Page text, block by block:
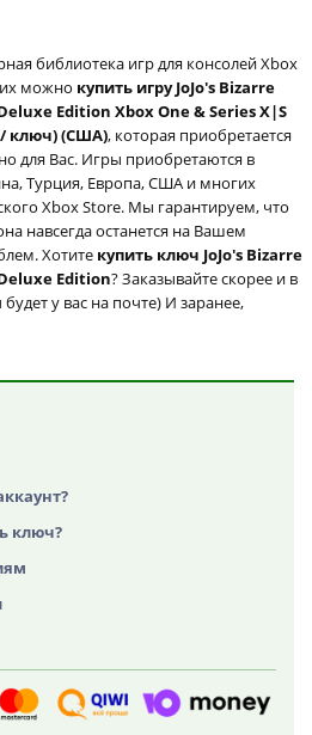
библиотека игр для консолей Xbox
можно купить игру JoJo's Bizarre
Edition Xbox One & Series X|S
/ ключ) (США), которая приобретается
для Вас. Игры приобретаются в
Турция, Европа, США и многих
Xbox Store. Мы гарантируем, что
навсегда останется на Вашем
Хотите купить ключ JoJo's Bizarre
Edition? Заказывайте скорее и в
у вас на почте) И заранее,
ключ?